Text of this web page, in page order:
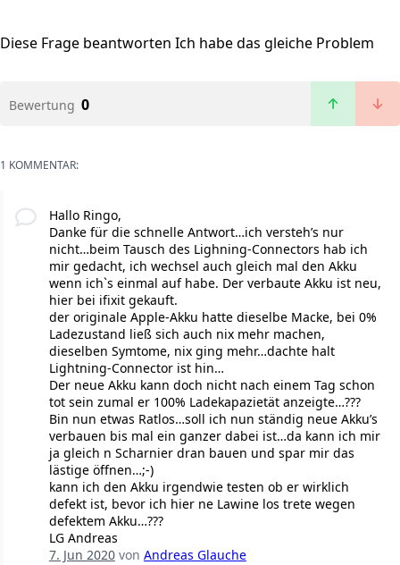
Diese Frage beantworten Ich habe das gleiche Problem
Bewertung 0
1 KOMMENTAR:
Hallo Ringo,
Danke für die schnelle Antwort…ich versteh’s nur
nicht…beim Tausch des Lighning-Connectors hab ich
mir gedacht, ich wechsel auch gleich mal den Akku
wenn ich`s einmal auf habe. Der verbaute Akku ist neu,
hier bei ifixit gekauft.
der originale Apple-Akku hatte dieselbe Macke, bei 0%
Ladezustand ließ sich auch nix mehr machen,
dieselben Symtome, nix ging mehr…dachte halt
Lightning-Connector ist hin…
Der neue Akku kann doch nicht nach einem Tag schon
tot sein zumal er 100% Ladekapazietät anzeigte…???
Bin nun etwas Ratlos…soll ich nun ständig neue Akku’s
verbauen bis mal ein ganzer dabei ist…da kann ich mir
ja gleich n Scharnier dran bauen und spar mir das
lästige öffnen…;-)
kann ich den Akku irgendwie testen ob er wirklich
defekt ist, bevor ich hier ne Lawine los trete wegen
defektem Akku…???
LG Andreas
7. Jun 2020von Andreas Glauche